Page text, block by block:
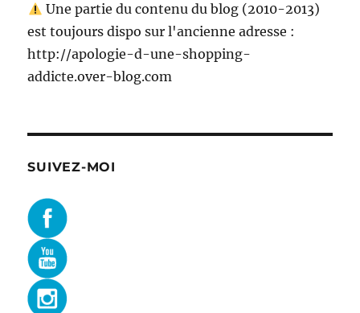
Une partie du contenu du blog (2010-2013)
est toujours dispo sur l'ancienne adresse :
http://apologie-d-une-shopping-
addicte.over-blog.com
SUIVEZ-MOI